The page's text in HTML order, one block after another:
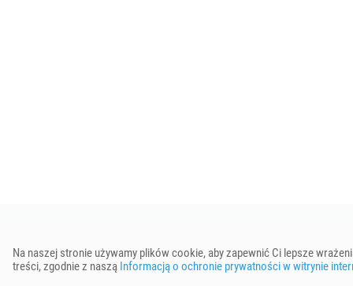
Ustawienia plików cookie
Na naszej stronie używamy plików cookie, aby zapewnić Ci lepsze
treści, zgodnie z naszą Informacją o ochronie prywatności w witrynie